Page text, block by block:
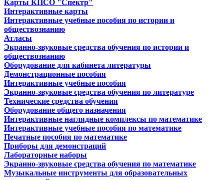
Карты КПСО "Спектр"
Интерактивные карты
Интерактивные учебные пособия по истории и
обществознанию
Атласы
Экранно-звуковые средства обучения по истории и
обществознанию
Оборудование для кабинета литературы
Демонстрационные пособия
Интерактивные учебные пособия
Экранно-звуковые средства обучения по литературе
Технические средства обучения
Оборудование общего назначения
Интерактивные наглядные комплексы по математике
Интерактивные учебные пособия по математике
Печатные пособия по математике
Приборы для демонстраций
Лабораторные наборы
Экранно-звуковые средства обучения по математике
Музыкальные инструменты для образовательных